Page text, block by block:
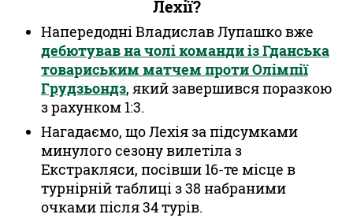
Лехії?
Напередодні Владислав Лупашко вже
дебютував на чолі команди із Гданська
товариським матчем проти Олімпії
Грудзьондз, який завершився поразкою
з рахунком 1:3.
Нагадаємо, що Лехія за підсумками
минулого сезону вилетіла з
Екстракляси, посівши 16-те місце в
турнірній таблиці з 38 набраними
очками після 34 турів.